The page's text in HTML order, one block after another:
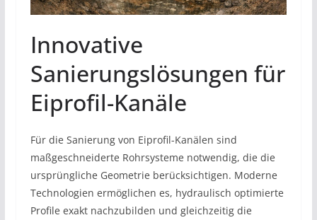
Innovative
Sanierungslösungen für
Eiprofil-Kanäle
Für die Sanierung von Eiprofil-Kanälen sind
maßgeschneiderte Rohrsysteme notwendig, die die
ursprüngliche Geometrie berücksichtigen. Moderne
Technologien ermöglichen es, hydraulisch optimierte
Profile exakt nachzubilden und gleichzeitig die